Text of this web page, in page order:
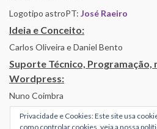
Logotipo astroPT: José Raeiro
Ideia e Conceito:
Carlos Oliveira e Daniel Bento
Suporte Técnico, Programação,
Wordpress:
Nuno Coimbra
Privacidade e Cookies: Este site usa
como controlar cookies, veja a nossa